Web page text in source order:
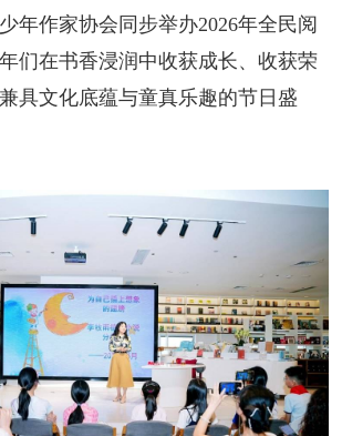
星星诗刊 当代文坛 四川作家报
讣告 征稿启事 新会员发展名单
年作家协会同步举办2026年全民阅
们在书香浸润中收获成长、收获荣
具文化底蕴与童真乐趣的节日盛